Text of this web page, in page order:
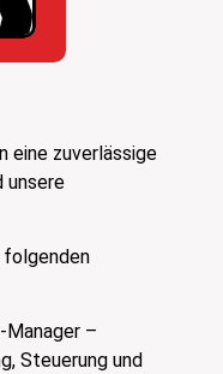
eine zuverlässige
unsere
folgenden
Manager –
Steuerung und